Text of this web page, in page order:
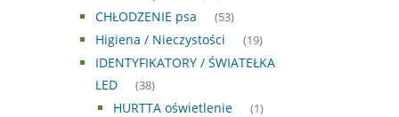
CHŁODZENIE psa (53)
Higiena / Nieczystości (19)
IDENTYFIKATORY / ŚWIATEŁKA
LED
(38)
HURTTA oświetlenie (1)